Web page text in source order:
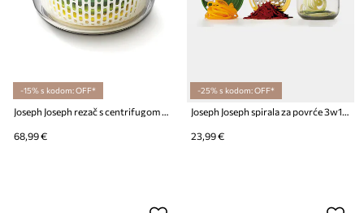
-15% s kodom: OFF*
68,99 €
-25% s kodom: OFF*
23,99 €